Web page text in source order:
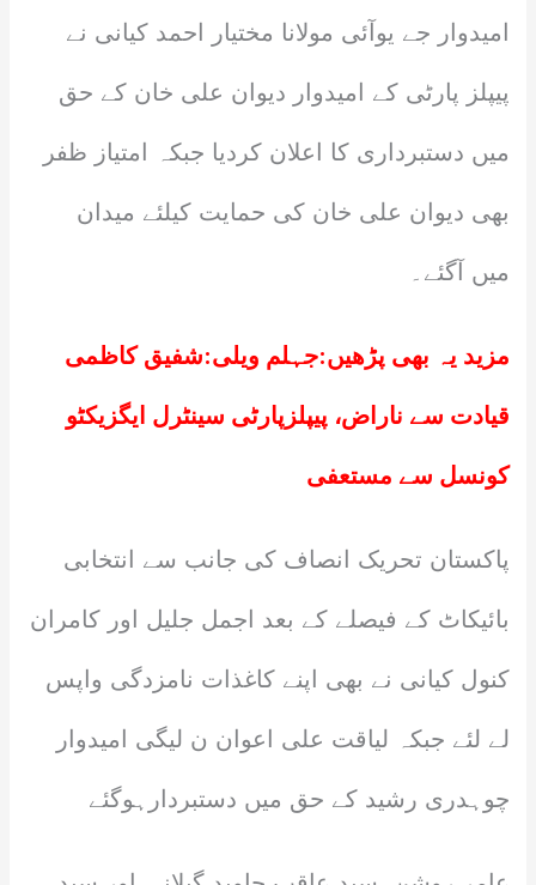
امیدوار جے یوآئی مولانا مختیار احمد کیانی نے
پیپلز پارٹی کے امیدوار دیوان علی خان کے حق
میں دستبرداری کا اعلان کردیا جبکہ امتیاز ظفر
بھی دیوان علی خان کی حمایت کیلئے میدان
میں آگئے۔
مزید یہ بھی پڑھیں:جہلم ویلی:شفیق کاظمی
قیادت سے ناراض، پیپلزپارٹی سینٹرل ایگزیکٹو
کونسل سے مستعفی
پاکستان تحریک انصاف کی جانب سے انتخابی
بائیکاٹ کے فیصلے کے بعد اجمل جلیل اور کامران
کنول کیانی نے بھی اپنے کاغذات نامزدگی واپس
لے لئے جبکہ لیاقت علی اعوان ن لیگی امیدوار
چوہدری رشید کے حق میں دستبردارہوگئے